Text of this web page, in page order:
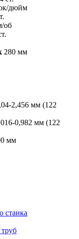
дюйм
об
280 мм
2,456 мм (122
0,982 мм (122
мм
станка